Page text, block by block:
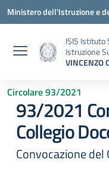
Vai ai contenuti
Vai al menu di navigazione
Vai al footer
Ministero dell'Istruzione e
ISIS Istituto
Istruzione
VINCENZO
Circolare 93/2021
93/2021
Collegio
Convocazione